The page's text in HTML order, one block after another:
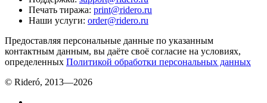
Печать тиража: print@ridero.ru
Наши услуги: order@ridero.ru
Предоставляя персональные данные по указанным
контактным данным, вы даёте своё согласие на условиях,
определенных Политикой обработки персональных данных
© Rideró, 2013—2026